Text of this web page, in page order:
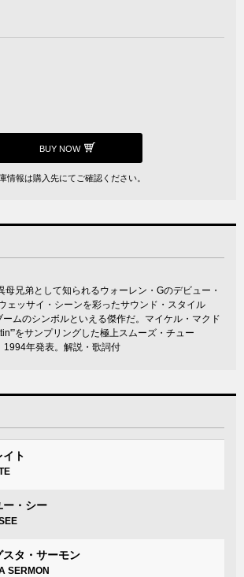
BUY NOW
情報は購入先にてご確認ください。
母兄弟として知られるウォーレン・Gのデビュー・
ェッサイ・シーンを彩ったサウンド・スタイル
ームのシンボルといえる傑作だ。マイケル・マクド
をサンプリングした極上スムーズ・チュー
1994年発表。解説・歌詞付
イト
ー・シー
スタ・サーモン
SERMON